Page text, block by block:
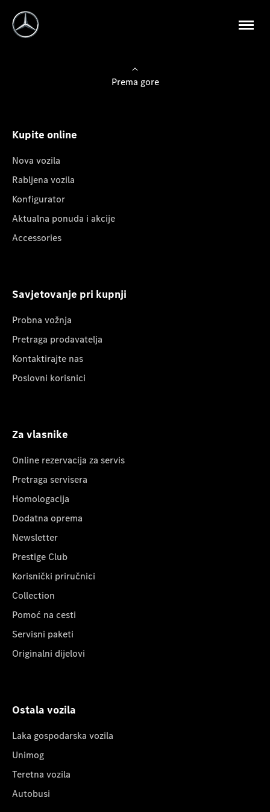
Prema gore
Kupite online
Nova vozila
Rabljena vozila
Konfigurator
Aktualna ponuda i akcije
Accessories
Savjetovanje pri kupnji
Probna vožnja
Pretraga prodavatelja
Kontaktirajte nas
Poslovni korisnici
Za vlasnike
Online rezervacija za servis
Pretraga servisera
Homologacija
Dodatna oprema
Newsletter
Prestige Club
Korisnički priručnici
Collection
Pomoć na cesti
Servisni paketi
Originalni dijelovi
Ostala vozila
Laka gospodarska vozila
Unimog
Teretna vozila
Autobusi